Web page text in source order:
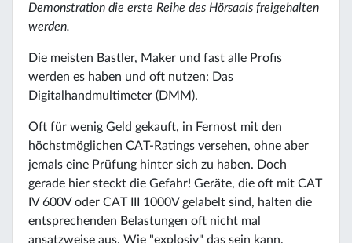
Demonstration die erste Reihe des Hörsaals freigehalten
werden.
Die meisten Bastler, Maker und fast alle Profis
werden es haben und oft nutzen: Das
Digitalhandmultimeter (DMM).
Oft für wenig Geld gekauft, in Fernost mit den
höchstmöglichen CAT-Ratings versehen, ohne aber
jemals eine Prüfung hinter sich zu haben. Doch
gerade hier steckt die Gefahr! Geräte, die oft mit CAT
IV 600V oder CAT III 1000V gelabelt sind, halten die
entsprechenden Belastungen oft nicht mal
ansatzweise aus. Wie "explosiv" das sein kann,